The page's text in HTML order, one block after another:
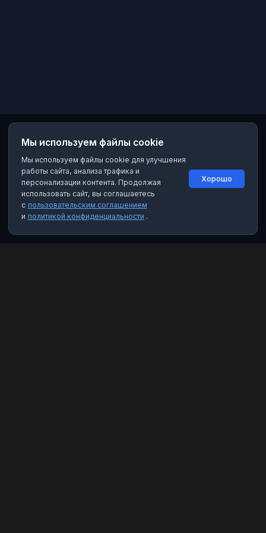
Мы используем файлы cookie
Мы используем файлы cookie для улучшения
работы сайта, анализа трафика и
персонализации контента. Продолжая
использовать сайт, вы соглашаетесь
с пользовательским соглашением
и политикой конфиденциальности .
Хорошо